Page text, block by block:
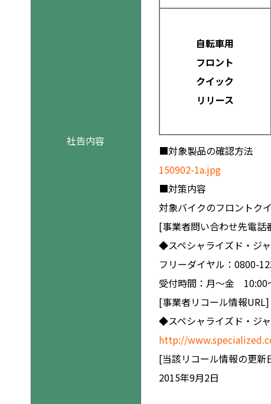
社告内容
自転車用
フロント
クイック
リリース
■対象製品の確認方法
150902-1a.jpg
■対策内容
対象バイクのフロントク
[事業者問い合わせ先電話
◆スペシャライズド・ジ
フリーダイヤル：0800-
受付時間：月～金 10:00
[事業者リコール情報URL]
◆スペシャライズド・ジ
http://
[当該リコール情報の更新
2015年9月2日